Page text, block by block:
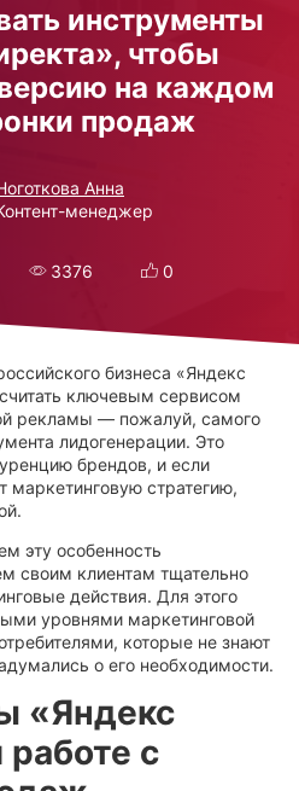
Екатеринбург
Ростов-на-Дону
и все регионы РФ
инструменты
чтобы
на каждом
продаж
Анна
менеджер
3376 0
бизнеса «Яндекс
ключевым сервисом
рекламы — пожалуй, самого
лидогенерации. Это
брендов, и если
стратегию,
эту особенность
своим клиентам тщательно
действия. Для этого
уровнями маркетинговой
которые не знают
о его необходимости.
«Яндекс
с